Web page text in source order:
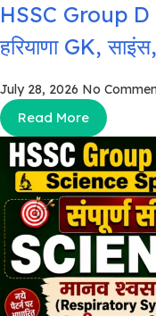
HSSC Group
हरियाणा GK,
July 28, 2026 No
Read More